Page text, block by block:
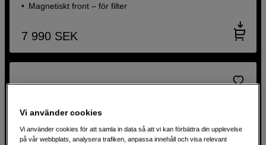
Magnetiskt front – för filter
7 990 SEK
Vi använder cookies
Vi använder cookies för att samla in data så att vi kan förbättra din upplevelse
på vår webbplats, analysera trafiken, anpassa innehåll och visa relevant